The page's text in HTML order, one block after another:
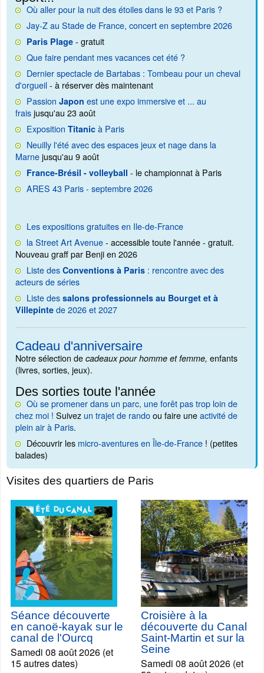
Où aller pour la nuit des étoiles dans le 93 et Paris ?
Jay-Z au Stade de France, concert en septembre 2026
Paris Plage - gratuit
Que faire pendant mes vacances cet été ?
Dernier spectacle de Bartabas : Tombeau pour un cheval
d'orgueil- à réserver dès maintenant
Passion Japon est une expo immersive et ... au
fraisjusqu'au 23 août
Exposition Titanic à Paris
Neuilly l'été avec des espaces jeux et nage dans la
Marnejusqu'au 9 août
France-Brésil - volleyball - le championnat à Paris
ARES 43 Paris - septembre 2026
Les expositions gratuites en Ile-de-France
la Street Art Avenue- accessible toute l'année - gratuit.
Nouveau graff par Benji en 2026
Liste des Conventions à Paris : rencontre avec des
acteurs de séries
Liste des salons professionnels au Bourget et à
Villepinte de 2026 et 2027
Cadeau d'anniversaire
Notre sélection de cadeaux pour homme et femme, enfants
(livres, sorties, jeux).
Des sorties toute l'année
Où se promener dans un parc, une forêt pas trop loin de
chez moi ! Suivez un trajet de randoou faire uneactivité de
plein air à Paris.
Découvrir les micro-aventures en Île-de-France ! (petites
balades)
Visites des quartiers de Paris
Séance découverte
en canoë-kayak sur le
canal de l'Ourcq
Samedi 08 août 2026 (et
15 autres dates)
Croisière à la
découverte du Canal
Saint-Martin et sur la
Seine
Samedi 08 août 2026 (et